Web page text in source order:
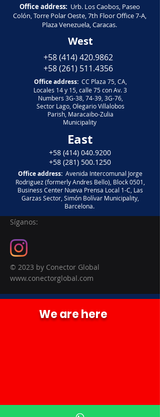
¡Suscríbase y reciba novedades semana
a semana!
Suscribirse
Síganos:
© 2023 by Conector Global
www.conectorglobal.com
Office address: Urb. Los Caobos, Paseo
Colón, Torre Polar Oeste, 7th Floor Office 7-A,
Plaza Venezuela, Caracas.
West
+58 (414) 420.9862
+58 (261) 511.4356
Office address:CC Plaza 75, CA,
Locales 14 y 15, calle 75 con Av. 3
Numbers 3G-38, 74-39, 3G-76,
Sector Lago, Olegario Villalobos
Parish, Maracaibo-Zulia
Municipality
East
+58 (414) 040.9200
+58 (281) 500.1250
Office address:Avenida Intercomunal Jorge
Rodriguez (formerly Andres Bello), Block 0501,
Business Center Nueva Prensa Local 1-C, Las
Garzas Sector, Simón Bolívar Municipality,
Barcelona.
We are here